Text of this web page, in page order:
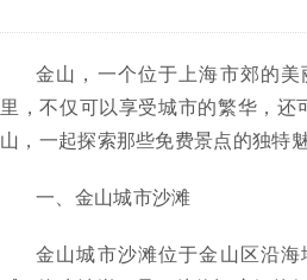
金山，一个位于上海市郊的
里，不仅可以享受城市的繁华，
山，一起探索那些免费景点的独特魅
一、金山城市沙滩
金山城市沙滩位于金山区沿